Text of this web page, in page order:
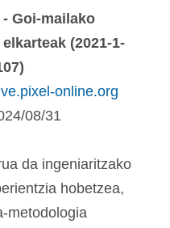
Goi-mailako
(2021-1-
online.org
08/31
da ingeniaritzako
hobetzea,
metodologia